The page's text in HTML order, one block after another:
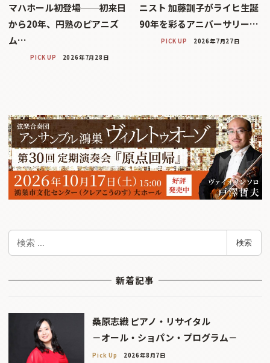
マハホール初登場──初来日
から20年、円熟のピアニズ
ム…
PICK UP 2026年7月28日
ニスト 加藤訓子がライヒ生誕
90年を彩るアニバーサリー…
PICK UP 2026年7月27日
検
検索
新着記事
桑原志織 ピアノ・リサイタル
－オール・ショパン・プログラム－
Pick Up 2026年8月7日